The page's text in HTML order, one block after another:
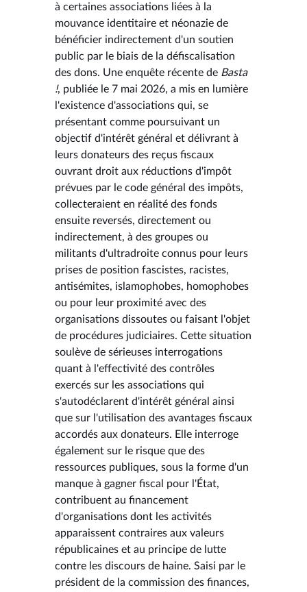
à certaines associations liées à la
mouvance identitaire et néonazie de
bénéficier indirectement d'un soutien
public par le biais de la défiscalisation
des dons. Une enquête récente de Basta
!, publiée le 7 mai 2026, a mis en lumière
l'existence d'associations qui, se
présentant comme poursuivant un
objectif d'intérêt général et délivrant à
leurs donateurs des reçus fiscaux
ouvrant droit aux réductions d'impôt
prévues par le code général des impôts,
collecteraient en réalité des fonds
ensuite reversés, directement ou
indirectement, à des groupes ou
militants d'ultradroite connus pour leurs
prises de position fascistes, racistes,
antisémites, islamophobes, homophobes
ou pour leur proximité avec des
organisations dissoutes ou faisant l'objet
de procédures judiciaires. Cette situation
soulève de sérieuses interrogations
quant à l'effectivité des contrôles
exercés sur les associations qui
s'autodéclarent d'intérêt général ainsi
que sur l'utilisation des avantages fiscaux
accordés aux donateurs. Elle interroge
également sur le risque que des
ressources publiques, sous la forme d'un
manque à gagner fiscal pour l'État,
contribuent au financement
d'organisations dont les activités
apparaissent contraires aux valeurs
républicaines et au principe de lutte
contre les discours de haine. Saisi par le
président de la commission des finances,